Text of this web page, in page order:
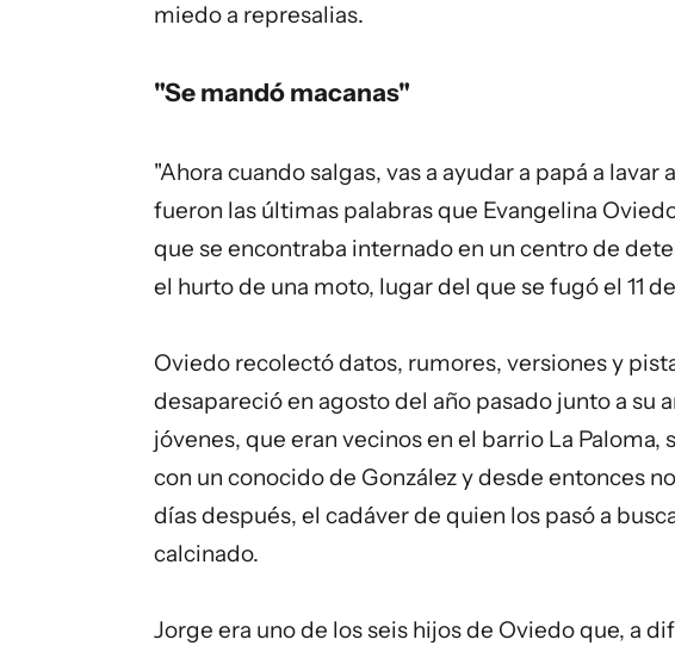
miedo a represalias.
"Se mandó macanas"
"Ahora cuando salgas, vas a ayudar a papá a lavar
fueron las últimas palabras que Evangelina
que se encontraba internado en un centro de
el hurto de una moto, lugar del que se fugó el 11
Oviedo recolectó datos, rumores, versiones y
desapareció en agosto del año pasado junto a su
jóvenes, que eran vecinos en el barrio La
con un conocido de González y desde entonces
días después, el cadáver de quien los pasó a
calcinado.
Jorge era uno de los seis hijos de Oviedo que, a